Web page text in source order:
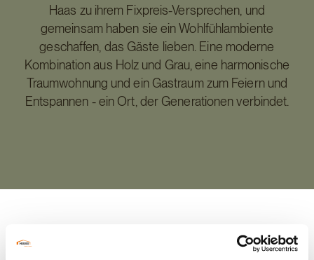
Haas zu ihrem Fixpreis-Versprechen, und
gemeinsam haben sie ein Wohlfühlambiente
geschaffen, das Gäste lieben. Eine moderne
Kombination aus Holz und Grau, eine harmonische
Traumwohnung und ein Gastraum zum Feiern und
Entspannen - ein Ort, der Generationen verbindet.